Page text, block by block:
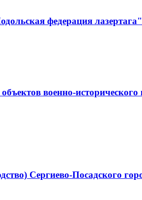
федерация лазертага"
объектов военно-
Сергиево-Посадского